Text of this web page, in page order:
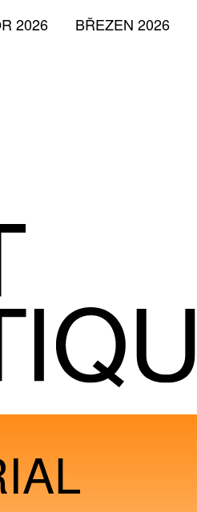
BŘEZEN 2026
2026